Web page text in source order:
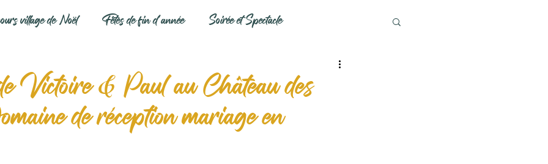
village de Noël Fêtes de fin d'année Soirée et Spectacle
Victoire & Paul au Château des
de réception mariage en